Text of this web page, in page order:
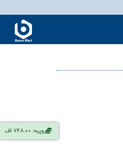
روپیه: 748.00 اف